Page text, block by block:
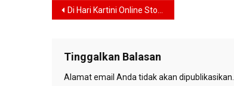
Navigasi
Di Hari Kartini Online Store Nona.co.id Resmi Dirilis
Tinggalkan Balasan
Alamat email Anda tidak akan dipublikasikan.